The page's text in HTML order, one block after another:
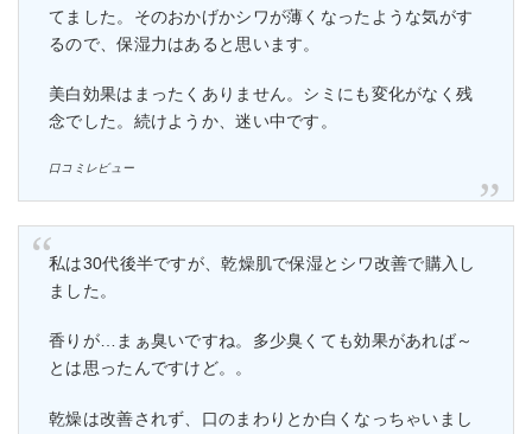
てました。そのおかげかシワが薄くなったような気がす
るので、保湿力はあると思います。
美白効果はまったくありません。シミにも変化がなく残
念でした。続けようか、迷い中です。
口コミレビュー
私は30代後半ですが、乾燥肌で保湿とシワ改善で購入し
ました。
香りが…まぁ臭いですね。多少臭くても効果があれば～
とは思ったんですけど。。
乾燥は改善されず、口のまわりとか白くなっちゃいまし